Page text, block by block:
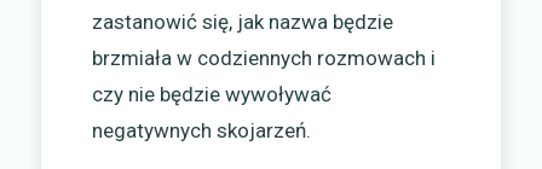
zastanowić się, jak nazwa będzie
brzmiała w codziennych rozmowach i
czy nie będzie wywoływać
negatywnych skojarzeń.